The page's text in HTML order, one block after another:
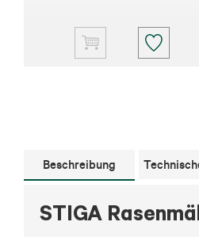
Beschreibung
STIGA